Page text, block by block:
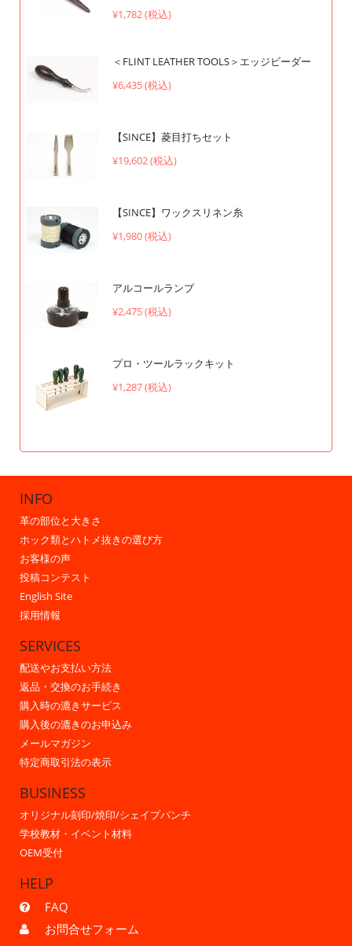
¥1,782 (税込)
＜FLINT LEATHER TOOLS＞エッジビーダー
¥6,435 (税込)
【SINCE】菱目打ちセット
¥19,602 (税込)
【SINCE】ワックスリネン糸
¥1,980 (税込)
アルコールランプ
¥2,475 (税込)
プロ・ツールラックキット
¥1,287 (税込)
INFO
革の部位と大きさ
ホック類とハトメ抜きの選び方
お客様の声
投稿コンテスト
English Site
採用情報
SERVICES
配送やお支払い方法
返品・交換のお手続き
購入時の漉きサービス
購入後の漉きのお申込み
メールマガジン
特定商取引法の表示
BUSINESS
オリジナル刻印/焼印/シェイプパンチ
学校教材・イベント材料
OEM受付
HELP
FAQ
お問合せフォーム